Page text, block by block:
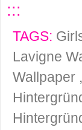
:::
TAGS:
Lavigne
Wallpaper